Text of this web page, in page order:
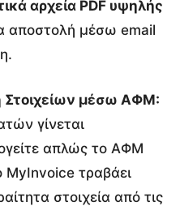
αρχεία PDF υψηλής
αποστολή μέσω email
Στοιχείων μέσω ΑΦΜ:
γίνεται
απλώς το ΑΦΜ
MyInvoice τραβάει
στοιχεία από τις